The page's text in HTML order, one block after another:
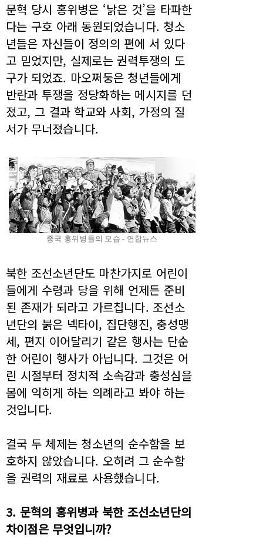
문혁 당시 홍위병은 ‘낡은 것’을 타파한
다는 구호 아래 동원되었습니다. 청소
년들은 자신들이 정의의 편에 서 있다
고 믿었지만, 실제로는 권력투쟁의 도
구가 되었죠. 마오쩌둥은 청년들에게
반란과 투쟁을 정당화하는 메시지를 던
졌고, 그 결과 학교와 사회, 가정의 질
서가 무너졌습니다.
중국 홍위병들의 모습 - 연합뉴스
북한 조선소년단도 마찬가지로 어린이
들에게 수령과 당을 위해 언제든 준비
된 존재가 되라고 가르칩니다. 조선소
년단의 붉은 넥타이, 집단행진, 충성맹
세, 편지 이어달리기 같은 행사는 단순
한 어린이 행사가 아닙니다. 그것은 어
린 시절부터 정치적 소속감과 충성심을
몸에 익히게 하는 의례라고 봐야 하는
것입니다.
결국 두 체제는 청소년의 순수함을 보
호하지 않았습니다. 오히려 그 순수함
을 권력의 재료로 사용했습니다.
3. 문혁의 홍위병과 북한 조선소년단의
차이점은 무엇입니까?